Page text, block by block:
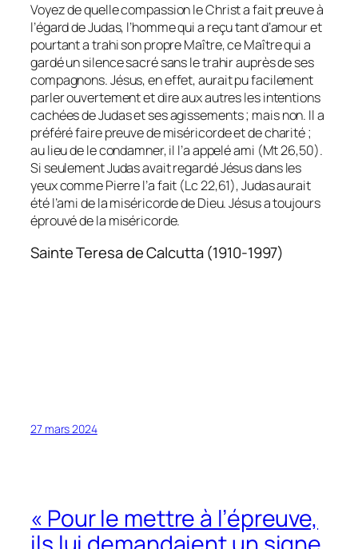
Voyez de quelle compassion le Christ a fait preuve à
l’égard de Judas, l’homme qui a reçu tant d’amour et
pourtant a trahi son propre Maître, ce Maître qui a
gardé un silence sacré sans le trahir auprès de ses
compagnons. Jésus, en effet, aurait pu facilement
parler ouvertement et dire aux autres les intentions
cachées de Judas et ses agissements ; mais non. Il a
préféré faire preuve de miséricorde et de charité ;
au lieu de le condamner, il l’a appelé ami (Mt 26,50).
Si seulement Judas avait regardé Jésus dans les
yeux comme Pierre l’a fait (Lc 22,61), Judas aurait
été l’ami de la miséricorde de Dieu. Jésus a toujours
éprouvé de la miséricorde.
Sainte Teresa de Calcutta (1910-1997)
27 mars 2024
« Pour le mettre à l’épreuve,